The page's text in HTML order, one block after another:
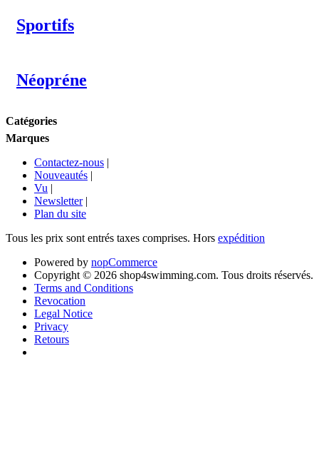
Sportifs
Néopréne
Catégories
Marques
Contactez-nous |
Nouveautés |
Vu |
Newsletter |
Plan du site
Tous les prix sont entrés taxes comprises. Hors expédition
Powered by nopCommerce
Copyright © 2026 shop4swimming.com. Tous droits réservés.
Terms and Conditions
Revocation
Legal Notice
Privacy
Retours